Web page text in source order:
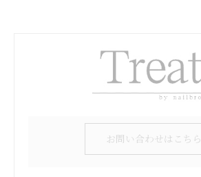
お問い合わせはこちら